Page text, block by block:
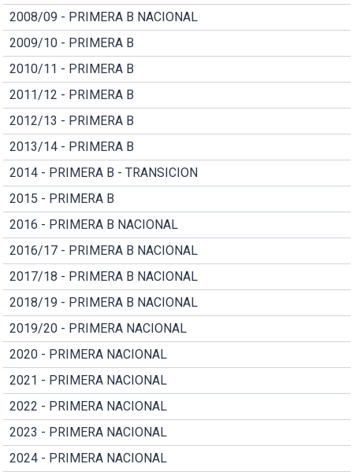
2008/09 - PRIMERA B NACIONAL
2009/10 - PRIMERA B
2010/11 - PRIMERA B
2011/12 - PRIMERA B
2012/13 - PRIMERA B
2013/14 - PRIMERA B
2014 - PRIMERA B - TRANSICION
2015 - PRIMERA B
2016 - PRIMERA B NACIONAL
2016/17 - PRIMERA B NACIONAL
2017/18 - PRIMERA B NACIONAL
2018/19 - PRIMERA B NACIONAL
2019/20 - PRIMERA NACIONAL
2020 - PRIMERA NACIONAL
2021 - PRIMERA NACIONAL
2022 - PRIMERA NACIONAL
2023 - PRIMERA NACIONAL
2024 - PRIMERA NACIONAL